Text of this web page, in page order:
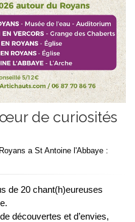
de curiosités
a St Antoine l'Abbaye :
de 20 chant(h)eureuses
découvertes et d’envies,